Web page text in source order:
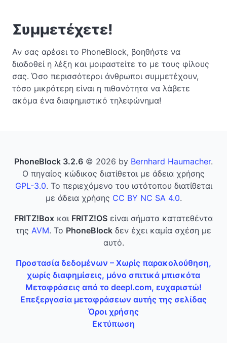
Συμμετέχετε!
Αν σας αρέσει το PhoneBlock, βοηθήστε να
διαδοθεί η λέξη και μοιραστείτε το με τους φίλους
σας. Όσο περισσότεροι άνθρωποι συμμετέχουν,
τόσο μικρότερη είναι η πιθανότητα να λάβετε
ακόμα ένα διαφημιστικό τηλεφώνημα!
PhoneBlock 3.2.6 © 2026 by Bernhard Haumacher.
Ο πηγαίος κώδικας διατίθεται με άδεια χρήσης
GPL-3.0. Το περιεχόμενο του ιστότοπου διατίθεται
με άδεια χρήσης CC BY NC SA 4.0.
FRITZ!Box και FRITZ!OS είναι σήματα κατατεθέντα
της AVM. Το PhoneBlock δεν έχει καμία σχέση με
αυτό.
Προστασία δεδομένων – Χωρίς παρακολούθηση,
χωρίς διαφημίσεις, μόνο σπιτικά μπισκότα
Μεταφράσεις από το deepl.com, ευχαριστώ!
Επεξεργασία μεταφράσεων αυτής της σελίδας
Όροι χρήσης
Εκτύπωση